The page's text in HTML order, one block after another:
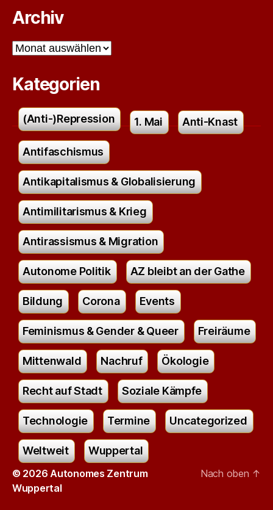
Archiv
Archiv
Kategorien
(Anti-)Repression 1. Mai Anti-Knast
Antifaschismus
Antikapitalismus & Globalisierung
Antimilitarismus & Krieg
Antirassismus & Migration
Autonome Politik AZ bleibt an der Gathe
Bildung Corona Events
Feminismus & Gender & Queer Freiräume
Mittenwald Nachruf Ökologie
Recht auf Stadt Soziale Kämpfe
Technologie Termine Uncategorized
Weltweit Wuppertal
© 2026 Autonomes Zentrum
Wuppertal
Nach oben ↑